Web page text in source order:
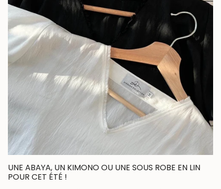
UNE ABAYA, UN KIMONO OU UNE SOUS ROBE EN LIN
POUR CET ÉTÉ !